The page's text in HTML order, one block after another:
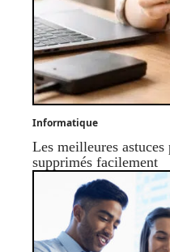
Informatique
Les meilleures
supprimés facilement